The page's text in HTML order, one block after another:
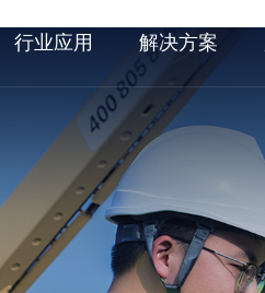
行业应用 解决方案